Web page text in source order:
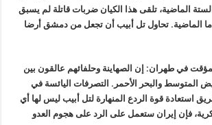
الماضية، تلقى هذا الكيان ضربات قاتلة لم يسبق
مثيل خلال الـ 75 عاما الماضية. تحاول تل أبيب أن تجعل من دمشق أرضا
في طهران: إن الصهاينة وحلفائهم عالقون بين
المتوسط والبحر الأحمر. التصرفات اليائسة في
استعادة قوة الردع المنهارة لتل أبيب ليس لها أي
فإن إيران ستعمل على الرد على هجوم العدو